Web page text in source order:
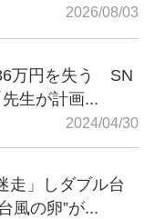
2026/08/03
万円を失う SN
生が計画...
2024/04/30
走」しダブル台
風の卵”が...